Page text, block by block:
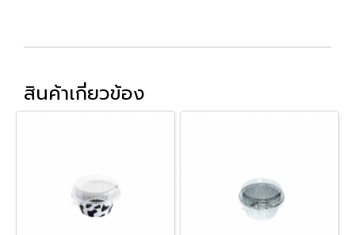
สินค้าเกี่ยวข้อง